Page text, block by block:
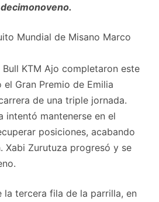
Mundial de Misano Marco
KTM Ajo completaron este
Gran Premio de Emilia
de una triple jornada.
intentó mantenerse en el
posiciones, acabando
Xabi Zurutuza progresó y se
la tercera fila de la parrilla, en